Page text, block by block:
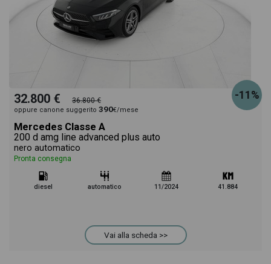
-11%
32.800 € 36.800 €
oppure canone suggerito 390€/mese
Mercedes Classe A
200 d amg line advanced plus auto
nero automatico
Pronta consegna
diesel automatico 11/2024 41.884
Vai alla scheda >>